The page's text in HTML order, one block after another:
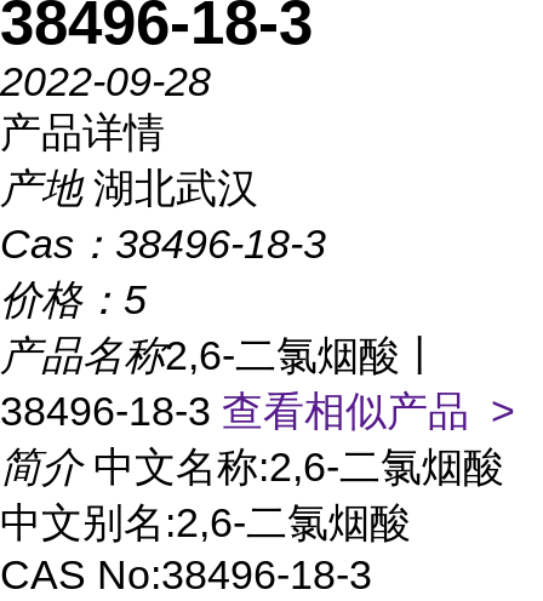
38496-18-3
2022-09-28
产品详情
产地 湖北武汉
Cas： 38496-18-3
价格： 5
产品名称2,6-二氯烟酸丨
38496-18-3 查看相似产品 >
简介 中文名称:2,6-二氯烟酸
中文别名:2,6-二氯烟酸
CAS No:38496-18-3